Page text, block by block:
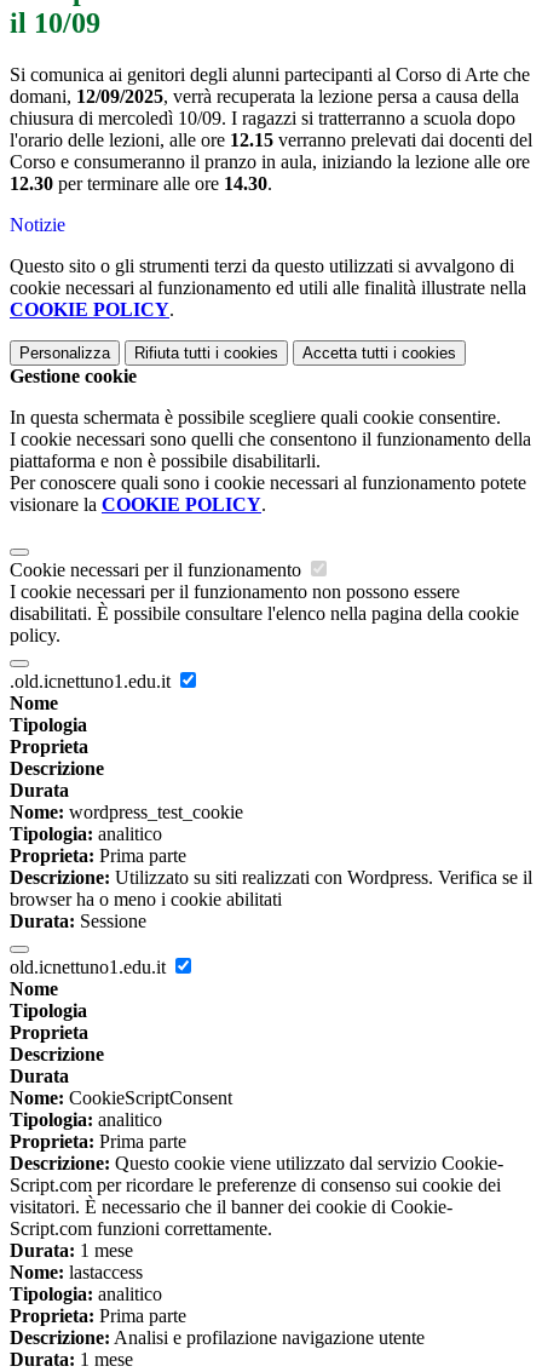
il 10/09
Si comunica ai genitori degli alunni partecipanti al Corso di Arte che
domani, 12/09/2025, verrà recuperata la lezione persa a causa della
chiusura di mercoledì 10/09. I ragazzi si tratterranno a scuola dopo
l'orario delle lezioni, alle ore 12.15 verranno prelevati dai docenti del
Corso e consumeranno il pranzo in aula, iniziando la lezione alle ore
12.30 per terminare alle ore 14.30.
Notizie
Questo sito o gli strumenti terzi da questo utilizzati si avvalgono di
cookie necessari al funzionamento ed utili alle finalità illustrate nella
COOKIE POLICY.
Personalizza Rifiuta tutti i cookies Accetta tutti i cookies
Gestione cookie
In questa schermata è possibile scegliere quali cookie consentire.
I cookie necessari sono quelli che consentono il funzionamento della
piattaforma e non è possibile disabilitarli.
Per conoscere quali sono i cookie necessari al funzionamento potete
visionare la COOKIE POLICY.
Cookie necessari per il funzionamento
I cookie necessari per il funzionamento non possono essere
disabilitati. È possibile consultare l'elenco nella pagina della cookie
policy.
.old.icnettuno1.edu.it
Nome
Tipologia
Proprieta
Descrizione
Durata
Nome: wordpress_test_cookie
Tipologia: analitico
Proprieta: Prima parte
Descrizione: Utilizzato su siti realizzati con Wordpress. Verifica se il
browser ha o meno i cookie abilitati
Durata: Sessione
old.icnettuno1.edu.it
Nome
Tipologia
Proprieta
Descrizione
Durata
Nome: CookieScriptConsent
Tipologia: analitico
Proprieta: Prima parte
Descrizione: Questo cookie viene utilizzato dal servizio Cookie-
Script.com per ricordare le preferenze di consenso sui cookie dei
visitatori. È necessario che il banner dei cookie di Cookie-
Script.com funzioni correttamente.
Durata: 1 mese
Nome: lastaccess
Tipologia: analitico
Proprieta: Prima parte
Descrizione: Analisi e profilazione navigazione utente
Durata: 1 mese